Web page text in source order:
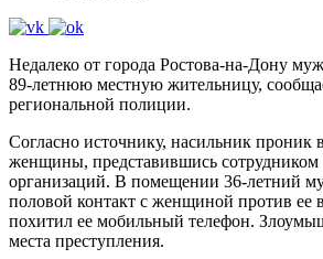
Недалеко от города Ростова-на-Дону
89-летнюю местную жительницу,
региональной полиции.
Согласно источнику, насильник проник
женщины, представившись сотрудником
организаций. В помещении 36-летний
половой контакт с женщиной против ее
похитил ее мобильный телефон.
места преступления.